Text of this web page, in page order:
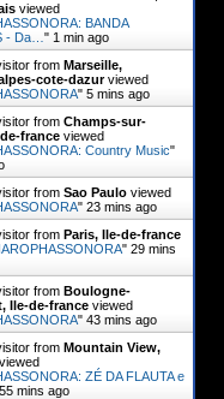
viewed
BANDA
- Da… " 1 min ago
from Marseille,
cote-dazurviewed
" 5 mins ago
from Champs-sur-
france viewed
Country Music"
from Sao Paulo viewed
" 23 mins ago
from Paris, Ile-de-france
" 29 mins
from Boulogne-
Ile-de-france viewed
" 43 mins ago
from Mountain View,
viewed
ZÉ DA FLAUTA e
55 mins ago